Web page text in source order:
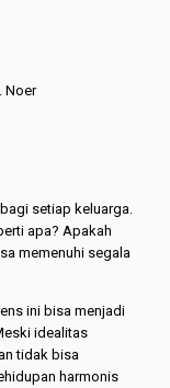
Noer
setiap keluarga.
apa? Apakah
memenuhi segala
ini bisa menjadi
idealitas
tidak bisa
harmonis